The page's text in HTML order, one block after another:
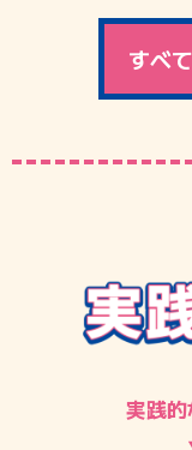
すべ
実践